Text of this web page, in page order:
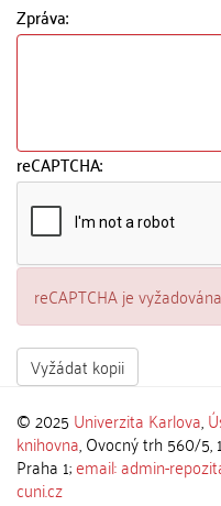
Zpráva:
reCAPTCHA:
reCAPTCHA je vyžadována
Vyžádat kopii
© 2025 Univerzita Karlova,
knihovna, Ovocný trh 560/5,
Praha 1;email: admin-
cuni.cz